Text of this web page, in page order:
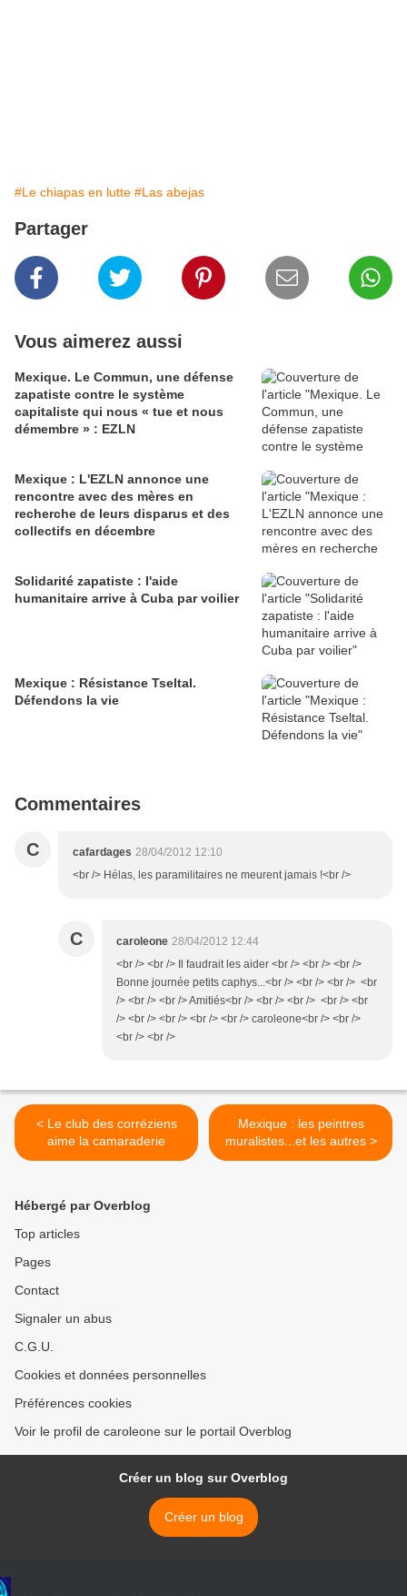
#Le chiapas en lutte #Las abejas
Partager
Vous aimerez aussi
Mexique. Le Commun, une défense
zapatiste contre le système
capitaliste qui nous « tue et nous
démembre » : EZLN
Mexique : L'EZLN annonce une
rencontre avec des mères en
recherche de leurs disparus et des
collectifs en décembre
Solidarité zapatiste : l'aide
humanitaire arrive à Cuba par voilier
Mexique : Résistance Tseltal.
Défendons la vie
Commentaires
C cafardages 28/04/2012 12:10
<br /> Hélas, les paramilitaires ne meurent jamais !<br />
C caroleone 28/04/2012 12:44
<br /> <br /> Il faudrait les aider <br /> <br /> <br />
Bonne journée petits caphys...<br /> <br /> <br /> <br
/> <br /> <br /> Amitiés<br /> <br /> <br /> <br /> <br
/> <br /> <br /> <br /> <br /> caroleone<br /> <br />
<br /> <br />
< Le club des corréziens
aime la camaraderie
Mexique : les peintres
muralistes...et les autres >
Hébergé par Overblog
Top articles
Pages
Contact
Signaler un abus
C.G.U.
Cookies et données personnelles
Préférences cookies
Voir le profil de caroleone sur le portail Overblog
Créer un blog sur Overblog
Créer un blog